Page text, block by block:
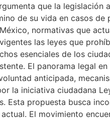
que la
de su vida en casos
normativas que
las leyes que
esenciales de los
El panorama legal
anticipada,
la iniciativa ciudadana
propuesta busca
El movimiento